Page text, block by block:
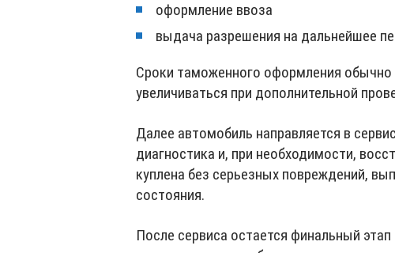
оформление ввоза
выдача разрешения на дальнейшее
Сроки таможенного оформления
увеличиваться при дополнительной
Далее автомобиль направляется в
диагностика и, при необходимости,
куплена без серьезных повреждений,
состояния.
После сервиса остается финальный